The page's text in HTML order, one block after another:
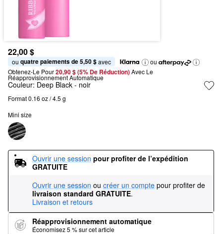
22,00 $
ou quatre paiements de 5,50 $ avec
ou
Obtenez-Le Pour20,90 $ (5% De Réduction) Avec Le
Réapprovisionnement Automatique
Couleur: Deep Black - noir
Format 0.16 oz / 4.5 g
Mini size
Ouvrir une session pour profiter de l’expédition
GRATUITE
Ouvrir une session ou créer un compte pour profiter de
livraison standard GRATUITE.
Livraison et retours
Réapprovisionnement automatique
Économisez 5 % sur cet article